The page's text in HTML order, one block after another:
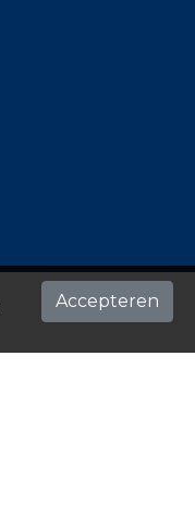
Accepteren